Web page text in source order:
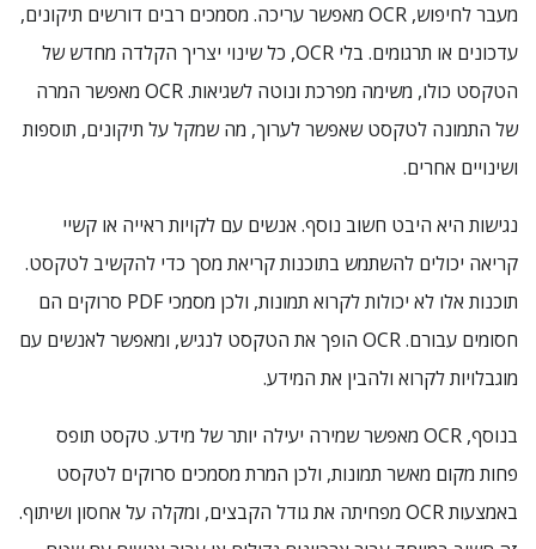
מעבר לחיפוש, OCR מאפשר עריכה. מסמכים רבים דורשים תיקונים,
עדכונים או תרגומים. בלי OCR, כל שינוי יצריך הקלדה מחדש של
הטקסט כולו, משימה מפרכת ונוטה לשגיאות. OCR מאפשר המרה
של התמונה לטקסט שאפשר לערוך, מה שמקל על תיקונים, תוספות
ושינויים אחרים.
נגישות היא היבט חשוב נוסף. אנשים עם לקויות ראייה או קשיי
קריאה יכולים להשתמש בתוכנות קריאת מסך כדי להקשיב לטקסט.
תוכנות אלו לא יכולות לקרוא תמונות, ולכן מסמכי PDF סרוקים הם
חסומים עבורם. OCR הופך את הטקסט לנגיש, ומאפשר לאנשים עם
מוגבלויות לקרוא ולהבין את המידע.
בנוסף, OCR מאפשר שמירה יעילה יותר של מידע. טקסט תופס
פחות מקום מאשר תמונות, ולכן המרת מסמכים סרוקים לטקסט
באמצעות OCR מפחיתה את גודל הקבצים, ומקלה על אחסון ושיתוף.